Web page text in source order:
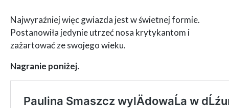
Najwyraźniej więc gwiazda jest w świetnej formie.
Postanowiła jedynie utrzeć nosa krytykantom i
zażartować ze swojego wieku.
Nagranie poniżej.